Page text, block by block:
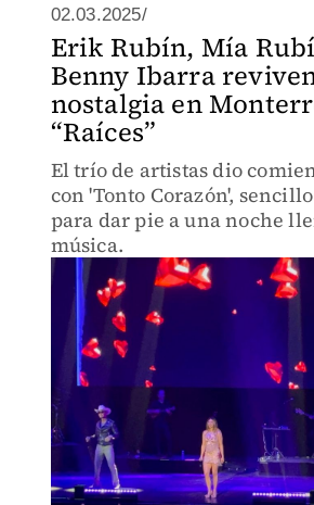
02.03.2025/
Erik Rubín, Mía
Benny Ibarra
nostalgia en
“Raíces”
El trío de artistas dio
con 'Tonto Corazón',
para dar pie a una noche
música.